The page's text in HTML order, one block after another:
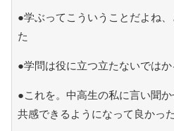
●学ぶってこういうことだよね
た
●学問は役に立つ立たないでは
●これを。中高生の私に言い聞
共感できるようになって良かっ